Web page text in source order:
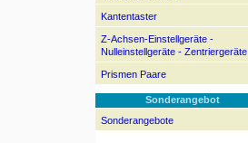
Kantentaster
Z-Achsen-Einstellgeräte -
Nulleinstellgeräte - Zentriergeräte
Prismen Paare
Sonderangebot
Sonderangebote